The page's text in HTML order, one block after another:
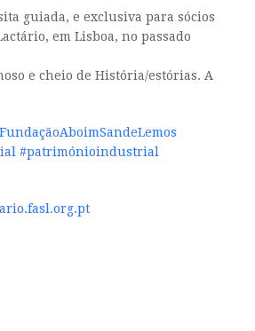
guiada, e exclusiva para sócios
em Lisboa, no passado
e cheio de História/estórias. A
#patrimónioindustrial